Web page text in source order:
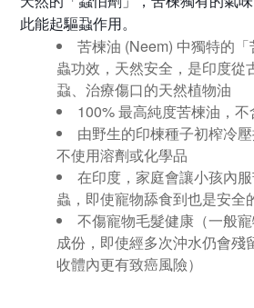
此能起驅蝨作用。
苦楝油 (Neem) 中獨特的
蟲功效，天然安全，是印度從
蝨、治療傷口的天然植物油
100% 最高純度苦楝油，
由野生的印楝種子初榨冷
不使用溶劑或化學品
在印度，家庭會讓小孩內
蟲，即使寵物舔食到也是安全
不傷寵物毛髮健康（一般
成份，即使經多次沖水仍會殘
收體內更有致癌風險）